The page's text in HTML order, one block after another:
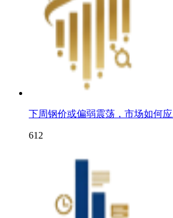
下周钢价或偏弱震荡，市场如何应
612